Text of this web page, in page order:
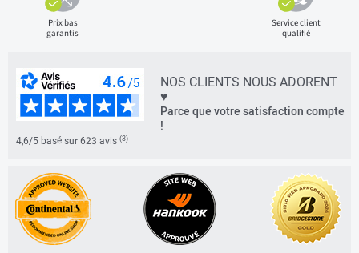
Prix bas
garantis
Service client
qualifié
NOS CLIENTS NOUS ADORENT
♥
Parce que votre satisfaction compte
!
4,6/5 basé sur 623 avis (3)